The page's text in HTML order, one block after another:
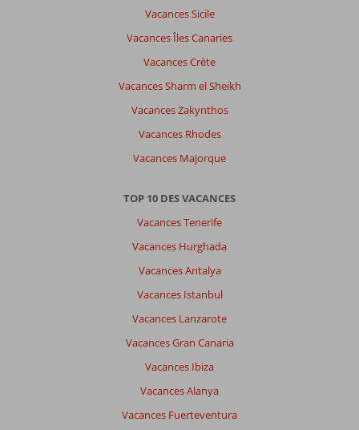
Vacances Sicile
Vacances Îles Canaries
Vacances Crète
Vacances Sharm el Sheikh
Vacances Zakynthos
Vacances Rhodes
Vacances Majorque
TOP 10 DES VACANCES
Vacances Tenerife
Vacances Hurghada
Vacances Antalya
Vacances Istanbul
Vacances Lanzarote
Vacances Gran Canaria
Vacances Ibiza
Vacances Alanya
Vacances Fuerteventura